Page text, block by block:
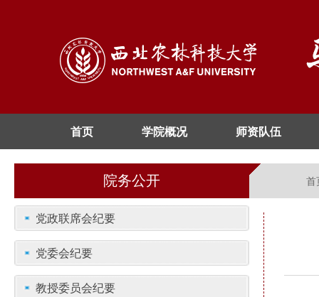
首页 学院概况 师资队伍
院务公开 首
党政联席会纪要
党委会纪要
教授委员会纪要